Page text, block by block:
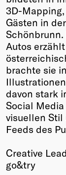
3D-
Gästen in
Autos
brachte sie
davon stark
Social
visuellen Stil
Feeds des
Creative
go&try